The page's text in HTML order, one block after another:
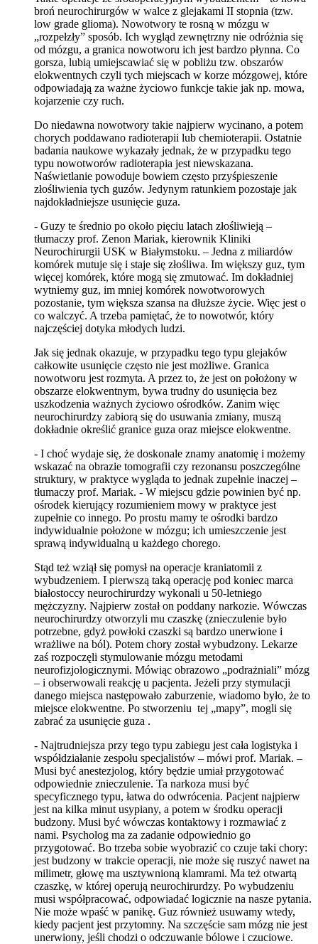
broń neurochirurgów w walce z glejakami II stopnia (tzw.
low grade glioma). Nowotwory te rosną w mózgu w
„rozpełzły” sposób. Ich wygląd zewnętrzny nie odróżnia się
od mózgu, a granica nowotworu ich jest bardzo płynna. Co
gorsza, lubią umiejscawiać się w pobliżu tzw. obszarów
elokwentnych czyli tych miejscach w korze mózgowej, które
odpowiadają za ważne życiowo funkcje takie jak np. mowa,
kojarzenie czy ruch.
Do niedawna nowotwory takie najpierw wycinano, a potem
chorych poddawano radioterapii lub chemioterapii. Ostatnie
badania naukowe wykazały jednak, że w przypadku tego
typu nowotworów radioterapia jest niewskazana.
Naświetlanie powoduje bowiem często przyśpieszenie
złośliwienia tych guzów. Jedynym ratunkiem pozostaje jak
najdokładniejsze usunięcie guza.
- Guzy te średnio po około pięciu latach złośliwieją –
tłumaczy prof. Zenon Mariak, kierownik Kliniki
Neurochirurgii USK w Białymstoku. – Jedna z miliardów
komórek mutuje się i staje się złośliwa. Im większy guz, tym
więcej komórek, które mogą się zmutować. Im dokładniej
wytniemy guz, im mniej komórek nowotworowych
pozostanie, tym większa szansa na dłuższe życie. Więc jest o
co walczyć. A trzeba pamiętać, że to nowotwór, który
najczęściej dotyka młodych ludzi.
Jak się jednak okazuje, w przypadku tego typu glejaków
całkowite usunięcie często nie jest możliwe. Granica
nowotworu jest rozmyta. A przez to, że jest on położony w
obszarze elokwentnym, bywa trudny do usunięcia bez
uszkodzenia ważnych życiowo ośrodków. Zanim więc
neurochirurdzy zabiorą się do usuwania zmiany, muszą
dokładnie określić granice guza oraz miejsce elokwentne.
- I choć wydaje się, że doskonale znamy anatomię i możemy
wskazać na obrazie tomografii czy rezonansu poszczególne
struktury, w praktyce wygląda to jednak zupełnie inaczej –
tłumaczy prof. Mariak. - W miejscu gdzie powinien być np.
ośrodek kierujący rozumieniem mowy w praktyce jest
zupełnie co innego. Po prostu mamy te ośrodki bardzo
indywidualnie położone w mózgu; ich umieszczenie jest
sprawą indywidualną u każdego chorego.
Stąd też wziął się pomysł na operacje kraniatomii z
wybudzeniem. I pierwszą taką operację pod koniec marca
białostoccy neurochirurdzy wykonali u 50-letniego
mężczyzny. Najpierw został on poddany narkozie. Wówczas
neurochirurdzy otworzyli mu czaszkę (znieczulenie było
potrzebne, gdyż powłoki czaszki są bardzo unerwione i
wrażliwe na ból). Potem chory został wybudzony. Lekarze
zaś rozpoczęli stymulowanie mózgu metodami
neurofizjologicznymi. Mówiąc obrazowo „podrażniali” mózg
– i obserwowali reakcję u pacjenta. Jeżeli przy stymulacji
danego miejsca następowało zaburzenie, wiadomo było, że to
miejsce elokwentne. Po stworzeniu tej „mapy”, mogli się
zabrać za usunięcie guza .
- Najtrudniejsza przy tego typu zabiegu jest cała logistyka i
współdziałanie zespołu specjalistów – mówi prof. Mariak. –
Musi być anestezjolog, który będzie umiał przygotować
odpowiednie znieczulenie. Ta narkoza musi być
specyficznego typu, łatwa do odwrócenia. Pacjent najpierw
jest na kilka minut usypiany, a potem w środku operacji
budzony. Musi być wówczas kontaktowy i rozmawiać z
nami. Psycholog ma za zadanie odpowiednio go
przygotować. Bo trzeba sobie wyobrazić co czuje taki chory:
jest budzony w trakcie operacji, nie może się ruszyć nawet na
milimetr, głowę ma usztywnioną klamrami. Ma też otwartą
czaszkę, w której operują neurochirurdzy. Po wybudzeniu
musi współpracować, odpowiadać logicznie na nasze pytania.
Nie może wpaść w panikę. Guz również usuwamy wtedy,
kiedy pacjent jest przytomny. Na szczęście sam mózg nie jest
unerwiony, jeśli chodzi o odczuwanie bólowe i czuciowe.